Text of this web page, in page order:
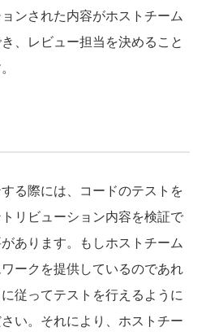
ンされた内容がホストチーム
、レビュー担当を決めること
る際には、コードのテストを
リビューション内容を検証で
あります。もしホストチーム
ークを提供しているのであれ
従ってテストを行えるように
い。それにより、ホストチー